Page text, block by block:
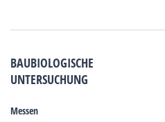
BAUBIOLOGISCHE
UNTERSUCHUNG
Messen